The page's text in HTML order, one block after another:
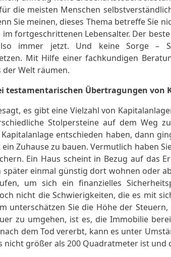
die meisten Menschen
Sie meinen, dieses Thema betreffe Sie
fortgeschrittenen Lebensalter. Der
immer jetzt. Und keine Sorge –
Mit Hilfe einer fachkundigen
der Welt räumen.
testamentarischen Übertragungen von
es gibt eine Vielzahl von
Stolpersteine auf dem Weg
entschieden haben, dann
Zuhause zu bauen. Vermutlich haben
Ein Haus scheint in Bezug auf das
später einmal günstig dort wohnen oder
um sich ein finanzielles
nicht die Schwierigkeiten, die es mit
unterschätzen Sie die Höhe der
zu umgehen, ist es, die Immobilie
dem Tod vererbt, kann es unter
nicht größer als 200 Quadratmeter ist